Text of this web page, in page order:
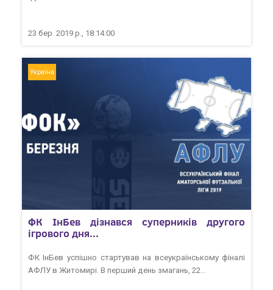
23 бер. 2019 р., 18:14:00
Україна
ФК ІнБев дізнався суперників другого
ігрового дня...
ФК ІнБев успішно стартував на всеукраїнському фіналі
АФЛУ в Житомирі. В перший день змагань, 22...